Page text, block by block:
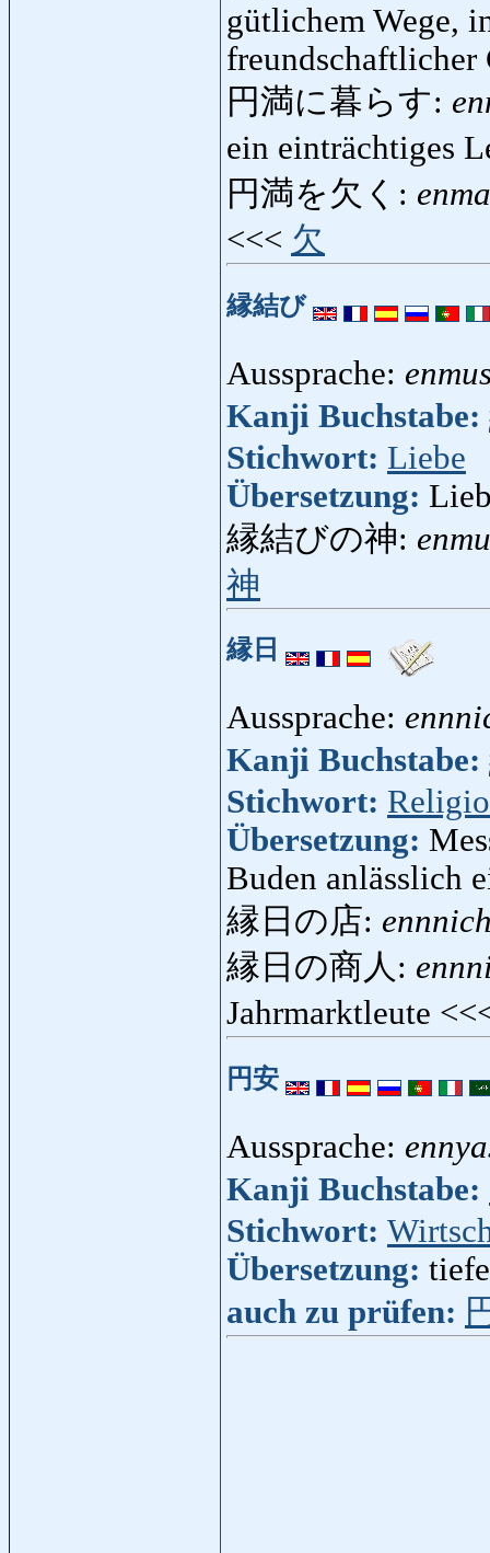
gütlichem Wege,
freundschaftlicher
円満に暮らす:
ein einträchtiges
円満を欠く:
<<< 欠
縁結び
Aussprache:
Kanji Buchstabe:
Stichwort: Liebe
Übersetzung:
縁結びの神:
神
縁日
Aussprache:
Kanji Buchstabe:
Stichwort:
Übersetzung:
Buden anlässlich
縁日の店:
縁日の商人:
Jahrmarktleute
円安
Aussprache:
Kanji Buchstabe:
Stichwort:
Übersetzung:
auch zu prüfen: